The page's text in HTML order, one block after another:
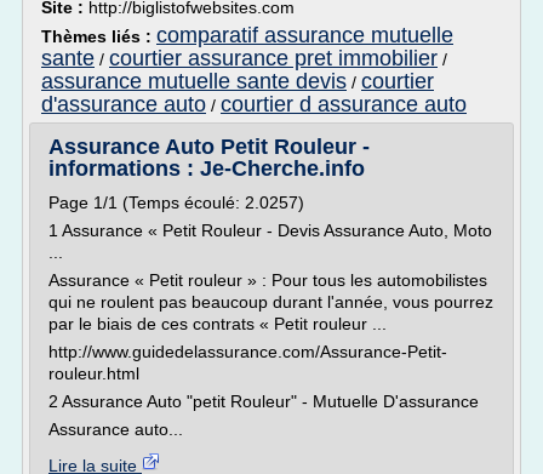
Site : http://biglistofwebsites.com
Thèmes liés : comparatif assurance mutuelle
sante / courtier assurance pret immobilier /
assurance mutuelle sante devis / courtier
d'assurance auto / courtier d assurance auto
Assurance Auto Petit Rouleur -
informations : Je-Cherche.info
Page 1/1 (Temps écoulé: 2.0257)
1 Assurance « Petit Rouleur - Devis Assurance Auto, Moto
Assurance « Petit rouleur » : Pour tous les automobilistes
qui ne roulent pas beaucoup durant l'année, vous pourrez
par le biais de ces contrats « Petit rouleur ...
http://www.guidedelassurance.com/Assurance-Petit-
rouleur.html
2 Assurance Auto "petit Rouleur" - Mutuelle D'assurance
Assurance auto...
Lire la suite